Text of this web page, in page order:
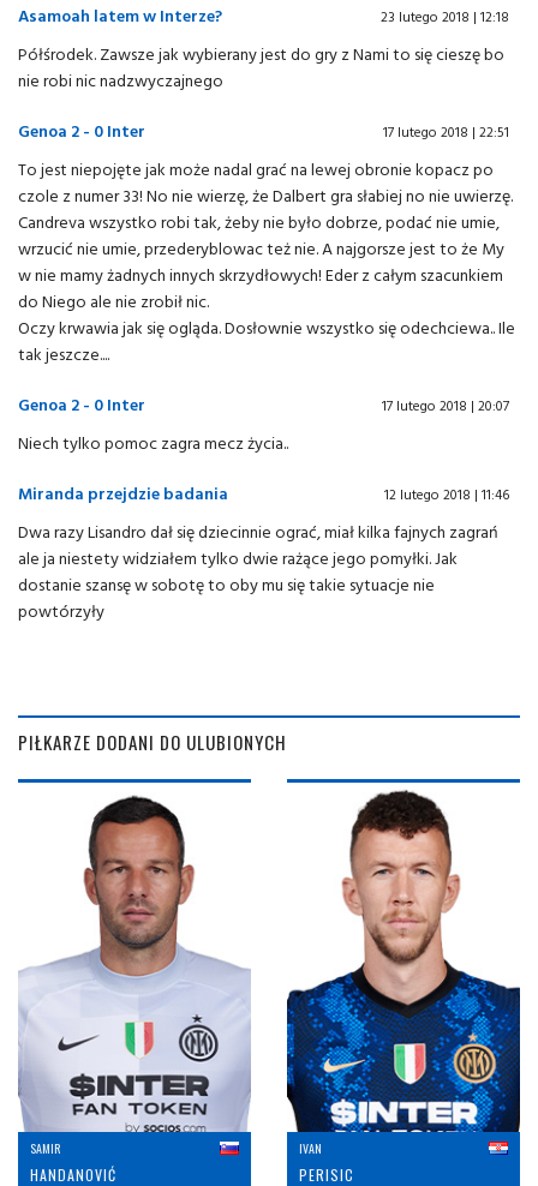
Asamoah latem w Interze? 23 lutego 2018 | 12:18
Półśrodek. Zawsze jak wybierany jest do gry z Nami to się cieszę bo
nie robi nic nadzwyczajnego
Genoa 2 - 0 Inter
17 lutego 2018 | 22:51
To jest niepojęte jak może nadal grać na lewej obronie kopacz po
czole z numer 33! No nie wierzę, że Dalbert gra słabiej no nie uwierzę.
Candreva wszystko robi tak, żeby nie było dobrze, podać nie umie,
wrzucić nie umie, przederyblowac też nie. A najgorsze jest to że My
w nie mamy żadnych innych skrzydłowych! Eder z całym szacunkiem
do Niego ale nie zrobił nic.
Oczy krwawia jak się ogląda. Dosłownie wszystko się odechciewa.. Ile
tak jeszcze....
Genoa 2 - 0 Inter
17 lutego 2018 | 20:07
Niech tylko pomoc zagra mecz życia..
Miranda przejdzie badania
12 lutego 2018 | 11:46
Dwa razy Lisandro dał się dziecinnie ograć, miał kilka fajnych zagrań
ale ja niestety widziałem tylko dwie rażące jego pomyłki. Jak
dostanie szansę w sobotę to oby mu się takie sytuacje nie
powtórzyły
PIŁKARZE DODANI DO ULUBIONYCH
SAMIR
HANDANOVIĆ
IVAN
PERISIC